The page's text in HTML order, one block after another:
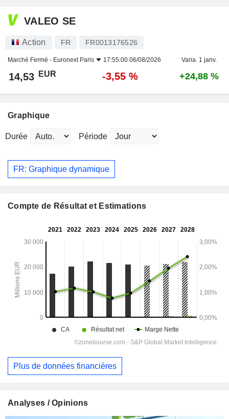
VALEO SE
Action FR FR0013176526
Marché Fermé - Euronext Paris 17:55:00 06/08/2026 Varia. 1 janv.
14,53 EUR -3,55 % +24,88 %
Graphique
Durée Période
FR: Graphique dynamique
Compte de Résultat et Estimations
Plus de données financières
Analyses / Opinions